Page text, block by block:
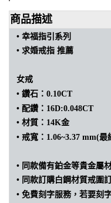
商品描述
• 幸福指引 系列
• 求婚戒指推薦
女戒
•鑽石：0.10CT
• 配鑽：16D:0.048CT
•材質：14K金
•戒寬：1.06~3.37 mm(最
• 同款備有鉑金等貴金屬
• 同款訂購白鋼材質戒圍
• 免費刻字服務，若要刻